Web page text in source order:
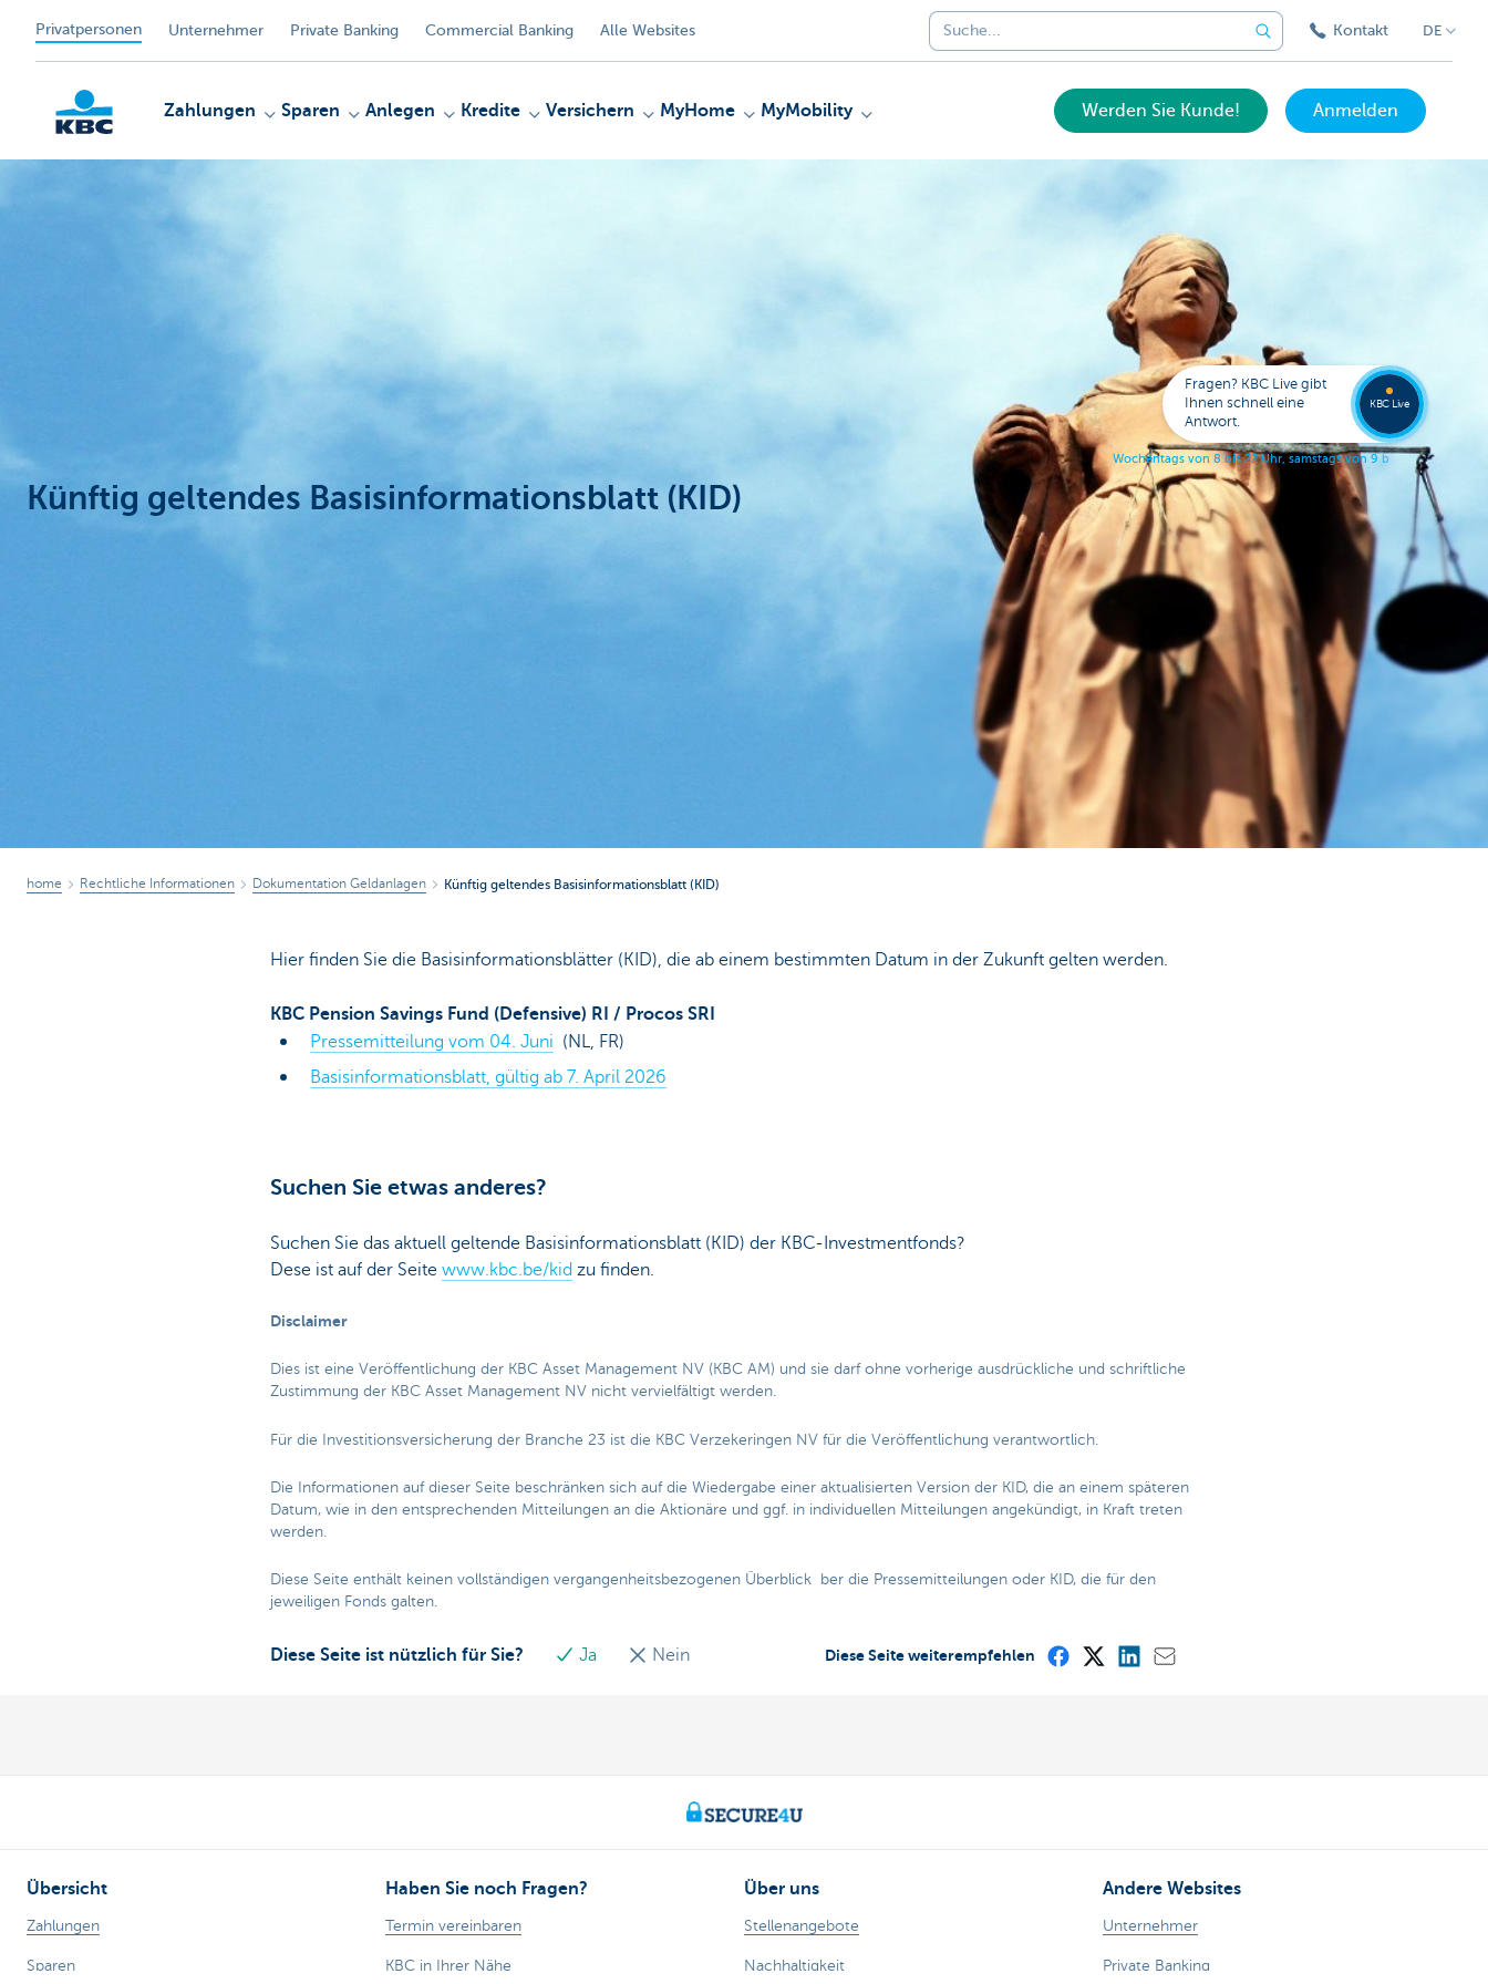
Privatpersonen Unternehmer Private Banking Commercial Banking Alle Websites Kontakt DE
Zahlungen Sparen Anlegen Kredite Versichern MyHome MyMobility Werden Sie Kunde! Anmelden
Künftig geltendes Basisinformationsblatt (KID)
home Rechtliche Informationen Dokumentation Geldanlagen Künftig geltendes Basisinformationsblatt (KID)
Hier finden Sie die Basisinformationsblätter (KID), die ab einem bestimmten Datum in der Zukunft gelten werden.
KBC Pension Savings Fund (Defensive) RI / Procos SRI
Pressemitteilung vom 04. Juni (NL, FR)
Basisinformationsblatt, gültig ab 7. April 2026
Suchen Sie etwas anderes?
Suchen Sie das aktuell geltende Basisinformationsblatt (KID) der KBC-Investmentfonds?
Dese ist auf der Seite www.kbc.be/kid zu finden.
Disclaimer
Dies ist eine Veröffentlichung der KBC Asset Management NV (KBC AM) und sie darf ohne vorherige ausdrückliche und schriftliche
Zustimmung der KBC Asset Management NV nicht vervielfältigt werden.
Für die Investitionsversicherung der Branche 23 ist die KBC Verzekeringen NV für die Veröffentlichung verantwortlich.
Die Informationen auf dieser Seite beschränken sich auf die Wiedergabe einer aktualisierten Version der KID, die an einem späteren
Datum, wie in den entsprechenden Mitteilungen an die Aktionäre und ggf. in individuellen Mitteilungen angekündigt, in Kraft treten
werden.
Diese Seite enthält keinen vollständigen vergangenheitsbezogenen Überblick ber die Pressemitteilungen oder KID, die für den
jeweiligen Fonds galten.
Diese Seite ist nützlich für Sie? Ja Nein Diese Seite weiterempfehlen
Übersicht
Zahlungen
Sparen
Haben Sie noch Fragen?
Termin vereinbaren
KBC in Ihrer Nähe
Über uns
Stellenangebote
Nachhaltigkeit
Andere Websites
Unternehmer
Private Banking
Fragen? KBC Live gibt
Ihnen schnell eine
Antwort.
Wochentags von 8 bis 22 Uhr, samstags von 9 bis 17 Uhr
KBC Live